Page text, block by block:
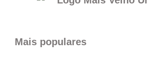
Mais populares